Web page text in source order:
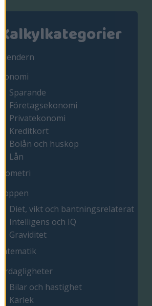
Kalkylkategorier
Kalendern
Ekonomi
Sparande
Företagsekonomi
Privatekonomi
Kreditkort
Bolån och husköp
Lån
Geometri
Kroppen
Diet, vikt och bantningsrelaterat
Intelligens och IQ
Graviditet
Matematik
Vardagligheter
Bilar och hastighet
Kärlek